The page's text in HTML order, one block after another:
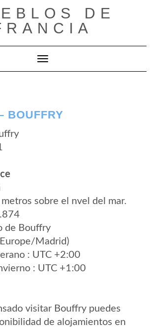
DE
Cambiar modo de navegación
BOUFFRY
sobre el nvel del mar.
de Bouffry
Madrid)
: UTC +2:00
: UTC +1:00
visitar Bouffry puedes
de alojamientos en